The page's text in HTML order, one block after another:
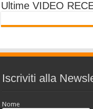
Ultime VIDEO
Iscriviti alla
Nome